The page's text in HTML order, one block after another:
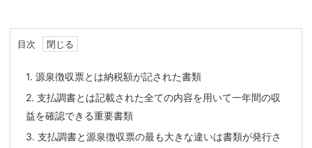
目次
1. 源泉徴収票とは納税額が記された書類
2. 支払調書とは記載された全ての内容を用いて一年間の収
益を確認できる重要書類
3. 支払調書と源泉徴収票の最も大きな違いは書類が発行さ